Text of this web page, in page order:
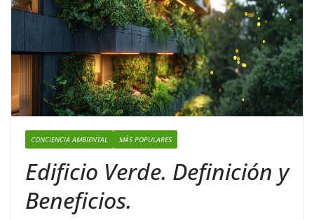
CONCIENCIA AMBIENTAL MÁS POPULARES
Edificio Verde. Definición y
Beneficios.